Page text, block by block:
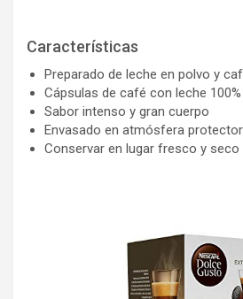
Características
Preparado de leche en polvo y
Cápsulas de café con leche
Sabor intenso y gran cuerpo
Envasado en atmósfera
Conservar en lugar fresco y seco